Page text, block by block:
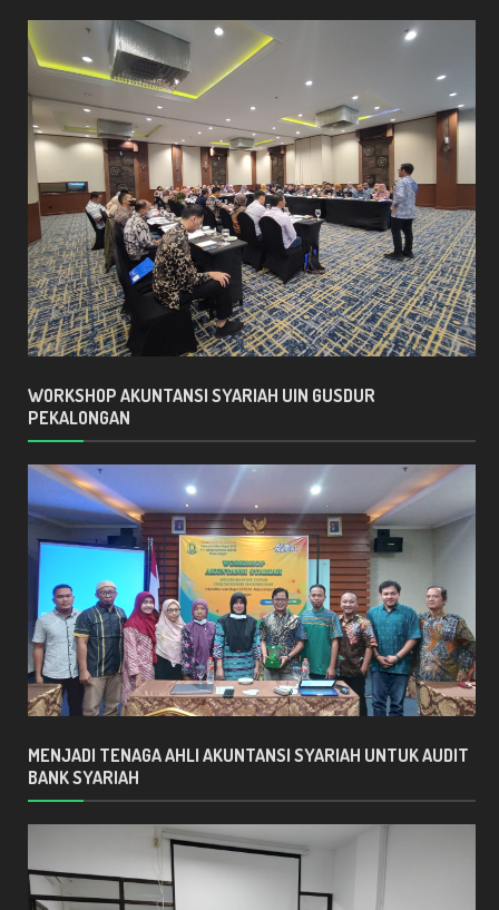
WORKSHOP AKUNTANSI SYARIAH UIN GUSDUR
PEKALONGAN
MENJADI TENAGA AHLI AKUNTANSI SYARIAH UNTUK AUDIT
BANK SYARIAH